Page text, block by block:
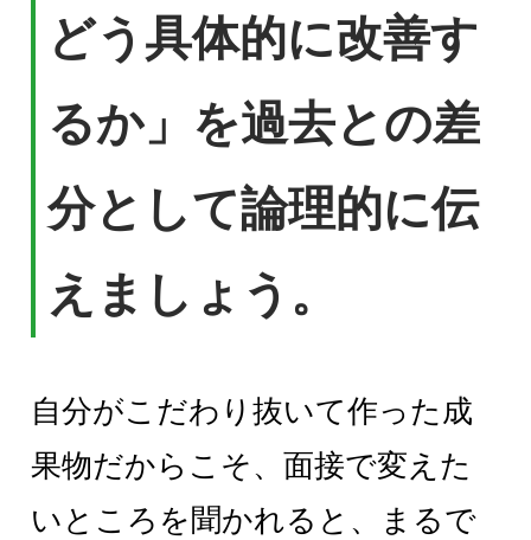
どう具体的に改善す
るか」を過去との差
分として論理的に伝
えましょう。
自分がこだわり抜いて作った成
果物だからこそ、面接で変えた
いところを聞かれると、まるで